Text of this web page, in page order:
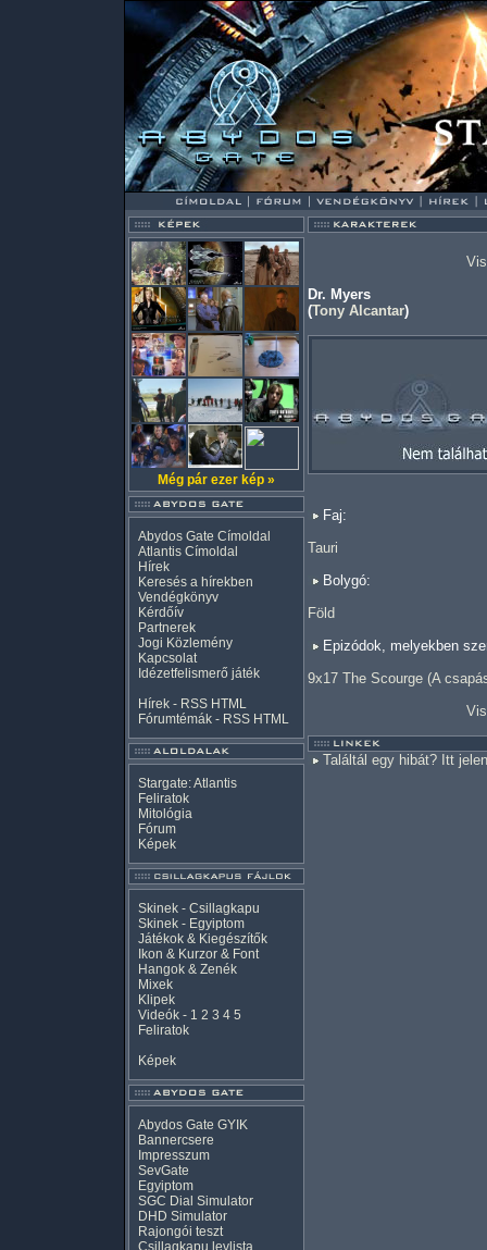
Még pár ezer kép »
Abydos Gate Címoldal
Atlantis Címoldal
Hírek
Keresés a hírekben
Vendégkönyv
Kérdőív
Partnerek
Jogi Közlemény
Kapcsolat
Idézetfelismerő játék
Hírek - RSS HTML
Fórumtémák - RSS HTML
Stargate: Atlantis
Feliratok
Mitológia
Fórum
Képek
Skinek - Csillagkapu
Skinek - Egyiptom
Játékok & Kiegészítők
Ikon & Kurzor & Font
Hangok & Zenék
Mixek
Klipek
Videók - 1 2 3 4 5
Feliratok
Képek
Abydos Gate GYIK
Bannercsere
Impresszum
SevGate
Egyiptom
SGC Dial Simulator
DHD Simulator
Rajongói teszt
Csillagkapu levlista
Dr. Myers
(Tony Alcantar)
Faj:
Tauri
Bolygó:
Föld
Epizódok, melyekben
9x17 The Scourge (A
Találtál egy hibát? Itt